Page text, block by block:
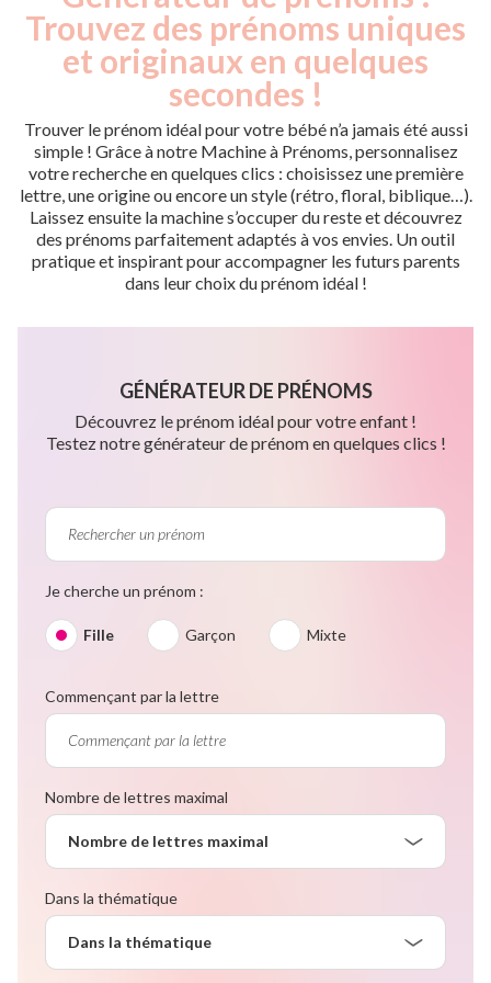
Trouvez des prénoms uniques
et originaux en quelques
secondes !
Trouver le prénom idéal pour votre bébé n’a jamais été aussi
simple ! Grâce à notre Machine à Prénoms, personnalisez
votre recherche en quelques clics : choisissez une première
lettre, une origine ou encore un style (rétro, floral, biblique…).
Laissez ensuite la machine s’occuper du reste et découvrez
des prénoms parfaitement adaptés à vos envies. Un outil
pratique et inspirant pour accompagner les futurs parents
dans leur choix du prénom idéal !
GÉNÉRATEUR DE PRÉNOMS
Découvrez le prénom idéal pour votre enfant !
Testez notre générateur de prénom en quelques clics !
Je cherche un prénom :
Fille Garçon Mixte
Commençant par la lettre
Nombre de lettres maximal
Nombre de lettres maximal
Dans la thématique
Dans la thématique